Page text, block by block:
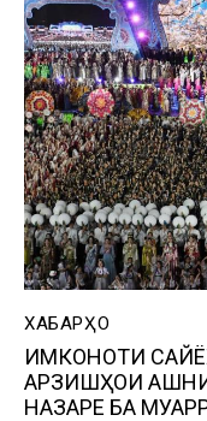
ХАБАРҲО
ИМКОНОТИ
АРЗИШҲОИ
НАЗАРЕ БА